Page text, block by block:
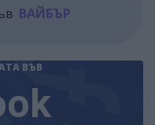
ВАЙБЪР
ВЪВ